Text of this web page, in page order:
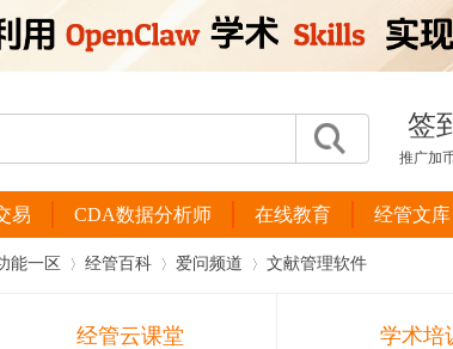
签
推广加
易 CDA数据分析师 在线教育 经管文库
能一区 经管百科 爱问频道 文献管理软件
经管云课堂 学术培